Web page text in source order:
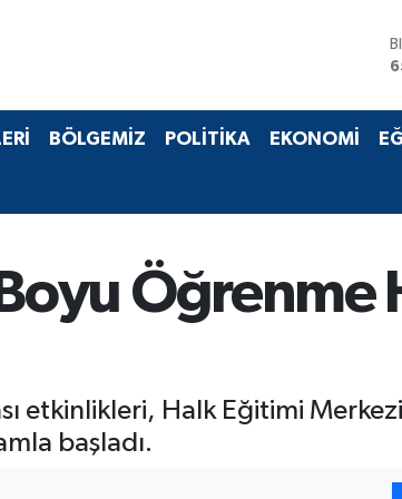
BÖLGEMİZ POLİTİKA EKONOMİ
Öğrenme
etkinlikleri, Halk Eğitimi
başladı.